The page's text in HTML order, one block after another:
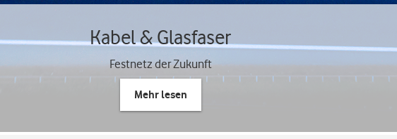
Kabel & Glasfaser
Festnetz der Zukunft
Mehr lesen